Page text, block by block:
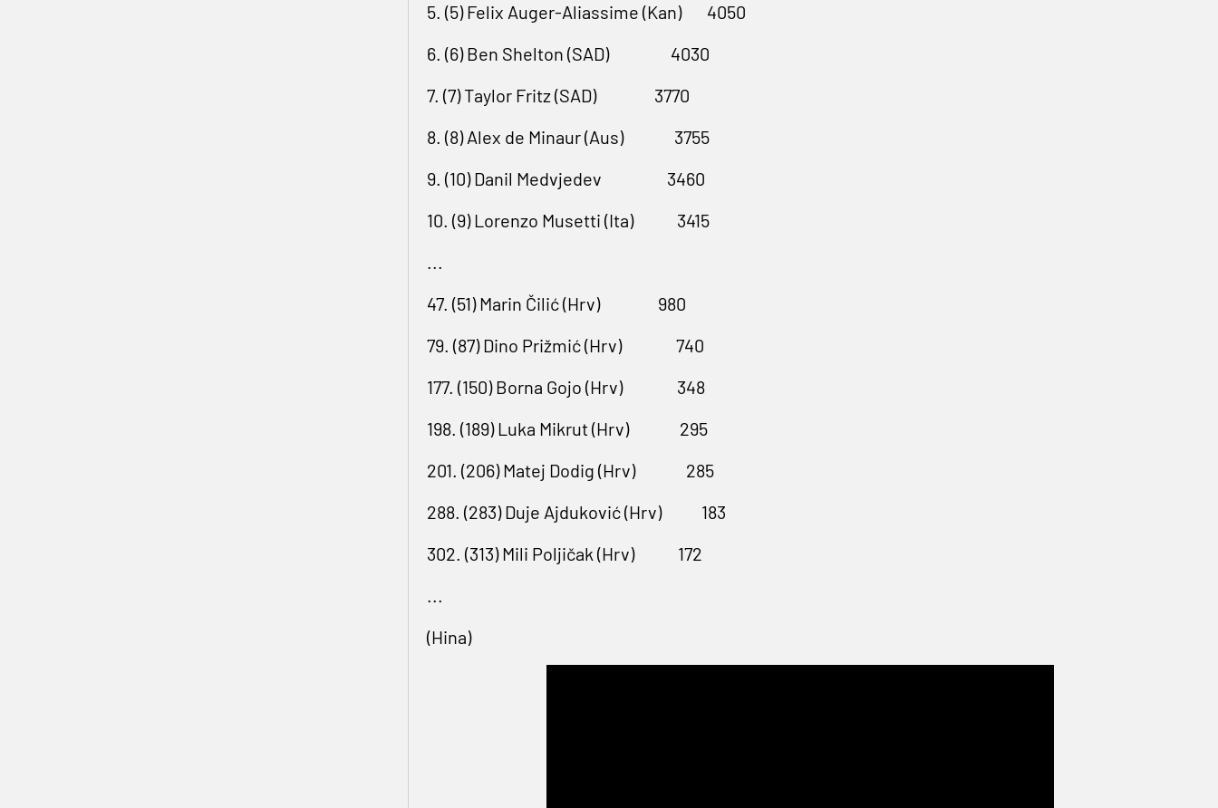
5. (5) Felix Auger-Aliassime (Kan)
4050
6. (6) Ben Shelton (SAD)
4030
7. (7) Taylor Fritz (SAD)
3770
8. (8) Alex de Minaur (Aus)
3755
9. (10) Danil Medvjedev
3460
10. (9) Lorenzo Musetti (Ita)
3415
...
47. (51) Marin Čilić (Hrv)
980
79. (87) Dino Prižmić (Hrv)
740
177. (150) Borna Gojo (Hrv)
348
198. (189) Luka Mikrut (Hrv)
295
201. (206) Matej Dodig (Hrv)
285
288. (283) Duje Ajduković (Hrv)
183
302. (313) Mili Poljičak (Hrv)
172
...
(Hina)